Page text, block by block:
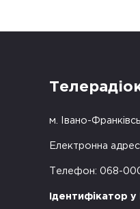
м. Івано-
Електронна
Телефон: 068-
Ідентифікатор у